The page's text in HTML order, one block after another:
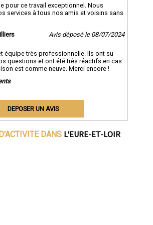
pour ce travail exceptionnel. Nous
services à tous nos amis et voisins sans
Avis déposé le 08/07/2024
équipe très professionnelle. Ils ont su
questions et ont été très réactifs en cas
est comme neuve. Merci encore !
DEPOSER UN AVIS
DANS L'EURE-ET-LOIR